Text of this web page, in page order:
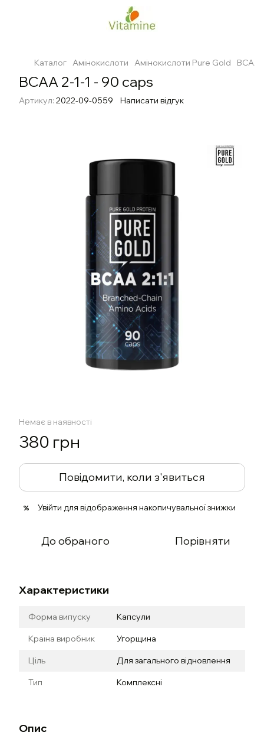
Каталог Амінокислоти Амінокислоти Pure Gold BCAA
BCAA 2-1-1 - 90 caps
Артикул: 2022-09-0559 Написати відгук
Немає в наявності
380 грн
Повідомити, коли з'явиться
% Увійти для відображення накопичувальної знижки
До обраного Порівняти
Характеристики
Форма випуску Капсули
Країна виробник Угорщина
Ціль Для загального відновлення
Тип Комплексні
Опис